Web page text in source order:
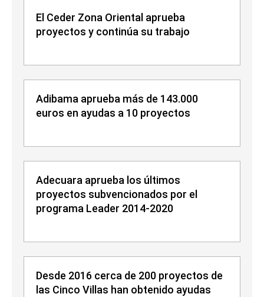
El Ceder Zona Oriental aprueba
proyectos y continúa su trabajo
Adibama aprueba más de 143.000
euros en ayudas a 10 proyectos
Adecuara aprueba los últimos
proyectos subvencionados por el
programa Leader 2014-2020
Desde 2016 cerca de 200 proyectos de
las Cinco Villas han obtenido ayudas